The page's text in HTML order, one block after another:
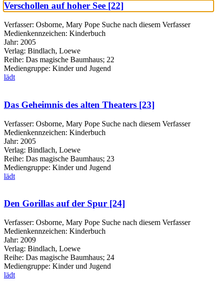
Verschollen auf hoher See [22]
Verfasser: Osborne, Mary Pope Suche nach diesem Verfasser
Medienkennzeichen: Kinderbuch
Jahr: 2005
Verlag: Bindlach, Loewe
Reihe: Das magische Baumhaus; 22
Mediengruppe: Kinder und Jugend
lädt
Das Geheimnis des alten Theaters [23]
Verfasser: Osborne, Mary Pope Suche nach diesem Verfasser
Medienkennzeichen: Kinderbuch
Jahr: 2005
Verlag: Bindlach, Loewe
Reihe: Das magische Baumhaus; 23
Mediengruppe: Kinder und Jugend
lädt
Den Gorillas auf der Spur [24]
Verfasser: Osborne, Mary Pope Suche nach diesem Verfasser
Medienkennzeichen: Kinderbuch
Jahr: 2009
Verlag: Bindlach, Loewe
Reihe: Das magische Baumhaus; 24
Mediengruppe: Kinder und Jugend
lädt